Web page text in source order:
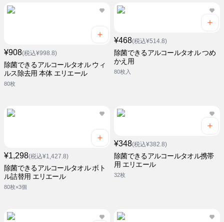
¥908(税込¥998.8)
除菌できるアルコールタオル ウィ
ルス除去用 本体 エリエール
80枚
¥468(税込¥514.8)
除菌できるアルコールタオル つめ
かえ用
80枚入
¥1,298(税込¥1,427.8)
除菌できるアルコールタオル ボト
ル詰替用 エリエール
80枚×3個
¥348(税込¥382.8)
除菌できるアルコールタオル携帯
用 エリエール
32枚